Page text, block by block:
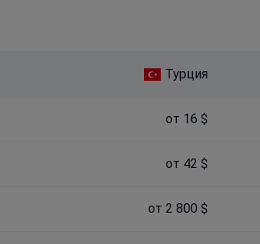
Турция
от 16 $
от 42 $
от 2 800 $